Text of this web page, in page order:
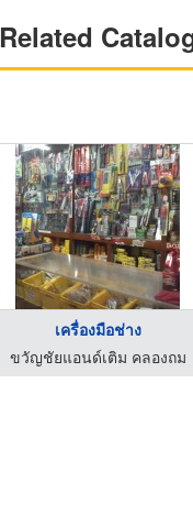
Related
เครื่องมือช่าง
ขวัญชัยแอนด์เติม คลองถม